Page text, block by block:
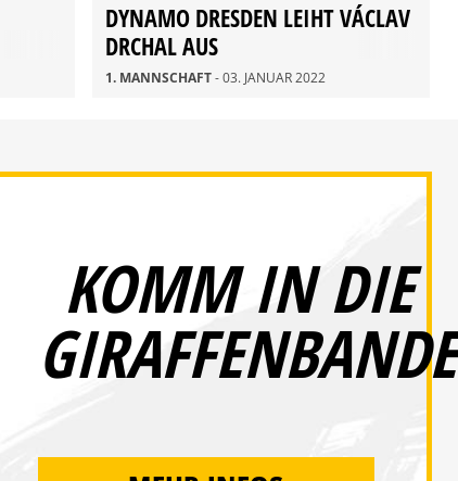
DYNAMO DRESDEN LEIHT VÁCLAV
DRCHAL AUS
1. MANNSCHAFT- 03. JANUAR 2022
KOMM IN DIE
GIRAFFENBANDE